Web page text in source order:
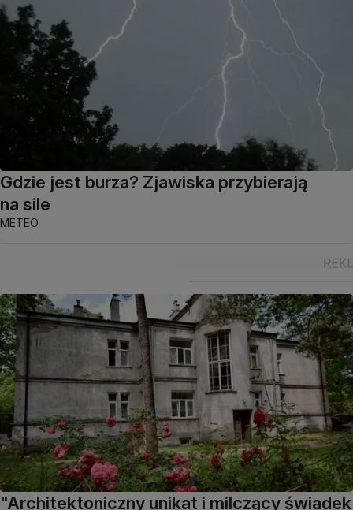
Gdzie jest burza? Zjawiska przybierają
na sile
METEO
"Architektoniczny unikat i milczący świadek